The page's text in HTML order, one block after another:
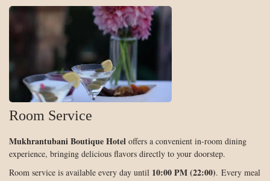
Room Service
Mukhrantubani Boutique Hotel offers a convenient in-room dining
experience, bringing delicious flavors directly to your doorstep.
Room service is available every day until 10:00 PM (22:00). Every meal